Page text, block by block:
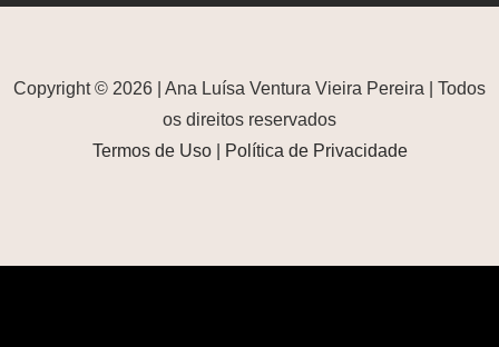
Copyright © 2026 | Ana Luísa Ventura Vieira Pereira | Todos
os direitos reservados
Termos de Uso| Política de Privacidade